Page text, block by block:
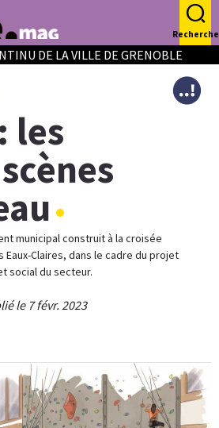
Recherche
DE LA VILLE DE GRENOBLE
les
municipal construit à la croisée
Claires, dans le cadre du projet
social du secteur.
le 7 févr. 2023